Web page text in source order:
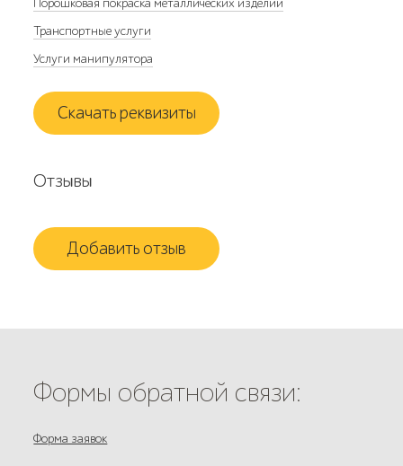
Порошковая покраска металлических изделий
Транспортные услуги
Услуги манипулятора
Скачать реквизиты
Отзывы
Добавить отзыв
Формы обратной связи:
Форма заявок